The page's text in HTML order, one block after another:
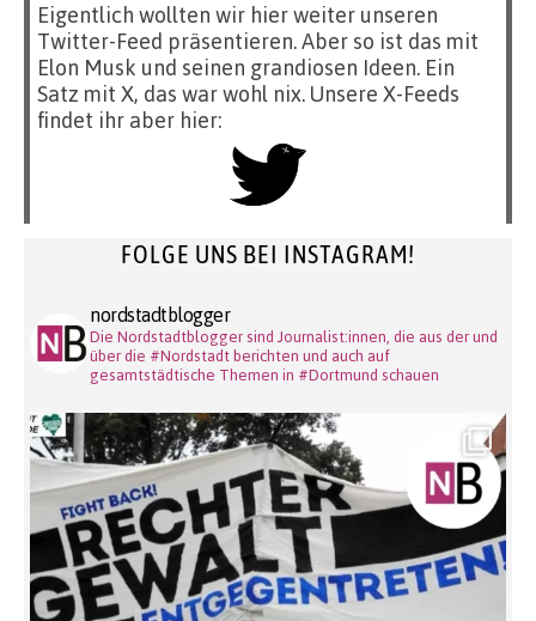
Eigentlich wollten wir hier weiter unseren
Twitter-Feed präsentieren. Aber so ist das mit
Elon Musk und seinen grandiosen Ideen. Ein
Satz mit X, das war wohl nix. Unsere X-Feeds
findet ihr aber hier:
FOLGE UNS BEI INSTAGRAM!
nordstadtblogger
Die Nordstadtblogger sind Journalist:innen, die aus der und
über die #Nordstadt berichten und auch auf
gesamtstädtische Themen in #Dortmund schauen